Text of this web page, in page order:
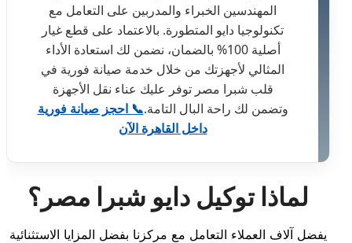
المهندسين الخبراء والمدربين على التعامل مع
تكنولوجيا دايو المتطورة. بالاعتماد على قطع غيار
أصلية 100% بالضمان، نضمن لك استعادة الأداء
المثالي لأجهزتك من خلال خدمة صيانة فورية في
قلب شبرا مصر توفر عليك عناء نقل الأجهزة
وتضمن لك راحة البال التامة.📞 احجز صيانة فورية
داخل القاهرة الآن
لماذا توكيل دايو شبرا مصر؟
يفضل آلاف العملاء التعامل مع مركزنا بفضل المزايا الاستثنائية